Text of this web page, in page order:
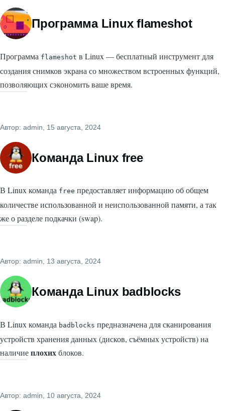
Программа Linux flameshot
Программа flameshot в Linux — бесплатный инструмент для
создания снимков экрана со множеством встроенных функций,
позволяющих сэкономить ваше время.
Автор: admin , 15 августа, 2024
Команда Linux free
В Linux команда free предоставляет информацию об общем
количестве использованной и неиспользованной памяти, а так
же о разделе подкачки (swap).
Автор: admin, 13 августа, 2024
Команда Linux badblocks
В Linux команда badblocks предназначена для сканирования
устройств хранения данных (дисков, съёмных устройств) на
наличиеплохихблоков.
Автор: admin, 10 августа, 2024